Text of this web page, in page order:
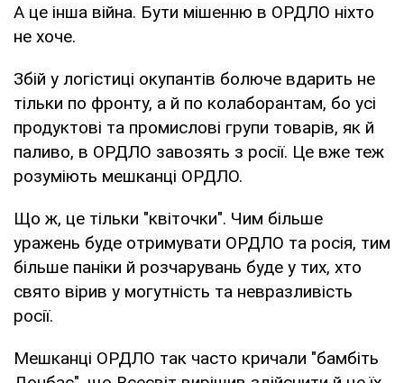
А це інша війна. Бути мішенню в ОРДЛО ніхто
не хоче.
Збій у логістиці окупантів болюче вдарить не
тільки по фронту, а й по колаборантам, бо усі
продуктові та промислові групи товарів, як й
паливо, в ОРДЛО завозять з росії. Це вже теж
розуміють мешканці ОРДЛО.
Що ж, це тільки "квіточки". Чим більше
уражень буде отримувати ОРДЛО та росія, тим
більше паніки й розчарувань буде у тих, хто
свято вірив у могутність та невразливість
росії.
Мешканці ОРДЛО так часто кричали "бамбіть